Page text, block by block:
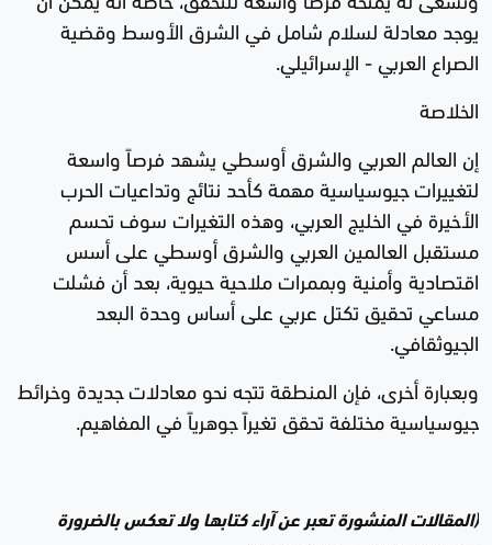
يوجد معادلة لسلام شامل في الشرق الأوسط وقضية
الصراع العربي - الإسرائيلي.
الخلاصة
إن العالم العربي والشرق أوسطي يشهد فرصاً واسعة
لتغييرات جيوسياسية مهمة كأحد نتائج وتداعيات الحرب
الأخيرة في الخليج العربي، وهذه التغيرات سوف تحسم
مستقبل العالمين العربي والشرق أوسطي على أسس
اقتصادية وأمنية وبممرات ملاحية حيوية، بعد أن فشلت
مساعي تحقيق تكتل عربي على أساس وحدة البعد
الجيوثقافي.
وبعبارة أخرى، فإن المنطقة تتجه نحو معادلات جديدة وخرائط
جيوسياسية مختلفة تحقق تغيراً جوهرياً في المفاهيم.
(المقالات المنشورة تعبر عن آراء كتابها ولا تعكس بالضرورة